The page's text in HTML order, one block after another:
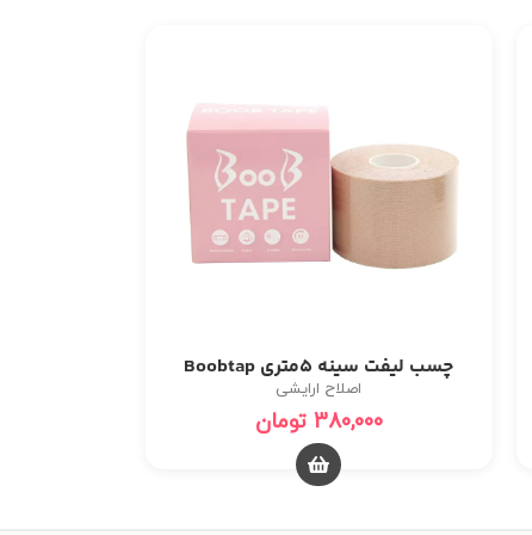
چسب لیفت سینه 5متری ‏Boobtap
اصلاح ارایشی
380,000 تومان